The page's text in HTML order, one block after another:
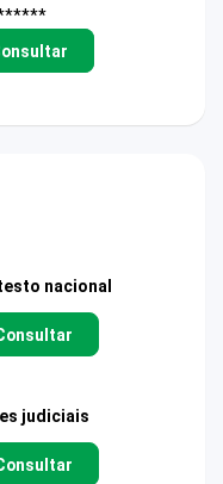
nacional
judiciais